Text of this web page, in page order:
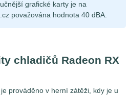
grafické karty je na
považována hodnota 40 dBA.
chladičů Radeon RX
prováděno v herní zátěži, kdy je u